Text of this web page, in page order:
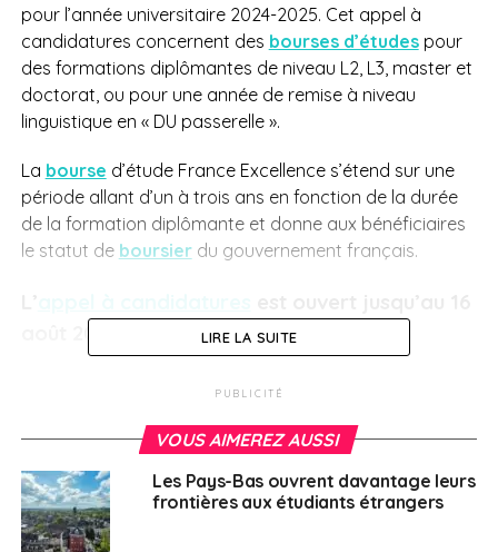
pour l’année universitaire 2024-2025. Cet appel à
candidatures concernent des bourses d’étudespour
des formations diplômantes de niveau L2, L3, master et
doctorat, ou pour une année de remise à niveau
linguistique en « DU passerelle ».
La bourse d’étude France Excellence s’étend sur une
période allant d’un à trois ans en fonction de la durée
de la formation diplômante et donne aux bénéficiaires
le statut de boursierdu gouvernement français.
Critères d’éligibilité :
Être de nationalité palestinienne (les Français –
y compris binationaux – ne sont pas éligibles) ;
Avoir été inscrit dans un cursus universitaire à
résidence principale à Gaza a minima jusqu’au
LIRE LA SUITE
PUBLICITÉ
VOUS AIMEREZ AUSSI
Les Pays-Bas ouvrent davantage leurs
frontières aux étudiants étrangers